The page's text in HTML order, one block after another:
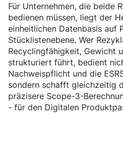
Für Unternehmen, die beide
bedienen müssen, liegt der
einheitlichen Datenbasis auf
Stücklistenebene. Wer
Recyclingfähigkeit, Gewicht
strukturiert führt, bedient
Nachweispflicht und die
sondern schafft gleichzeitig
präzisere Scope-3-
- für den Digitalen